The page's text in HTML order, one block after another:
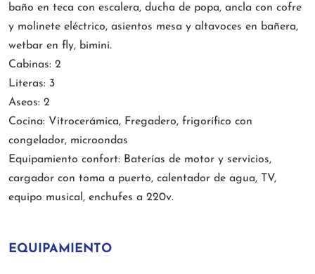
baño en teca con escalera, ducha de popa, ancla con cofre
y molinete eléctrico, asientos mesa y altavoces en bañera,
wetbar en fly, bimini.
Cabinas: 2
Literas: 3
Aseos: 2
Cocina: Vitrocerámica, Fregadero, frigorífico con
congelador, microondas
Equipamiento confort: Baterías de motor y servicios,
cargador con toma a puerto, calentador de agua, TV,
equipo musical, enchufes a 220v.
EQUIPAMIENTO